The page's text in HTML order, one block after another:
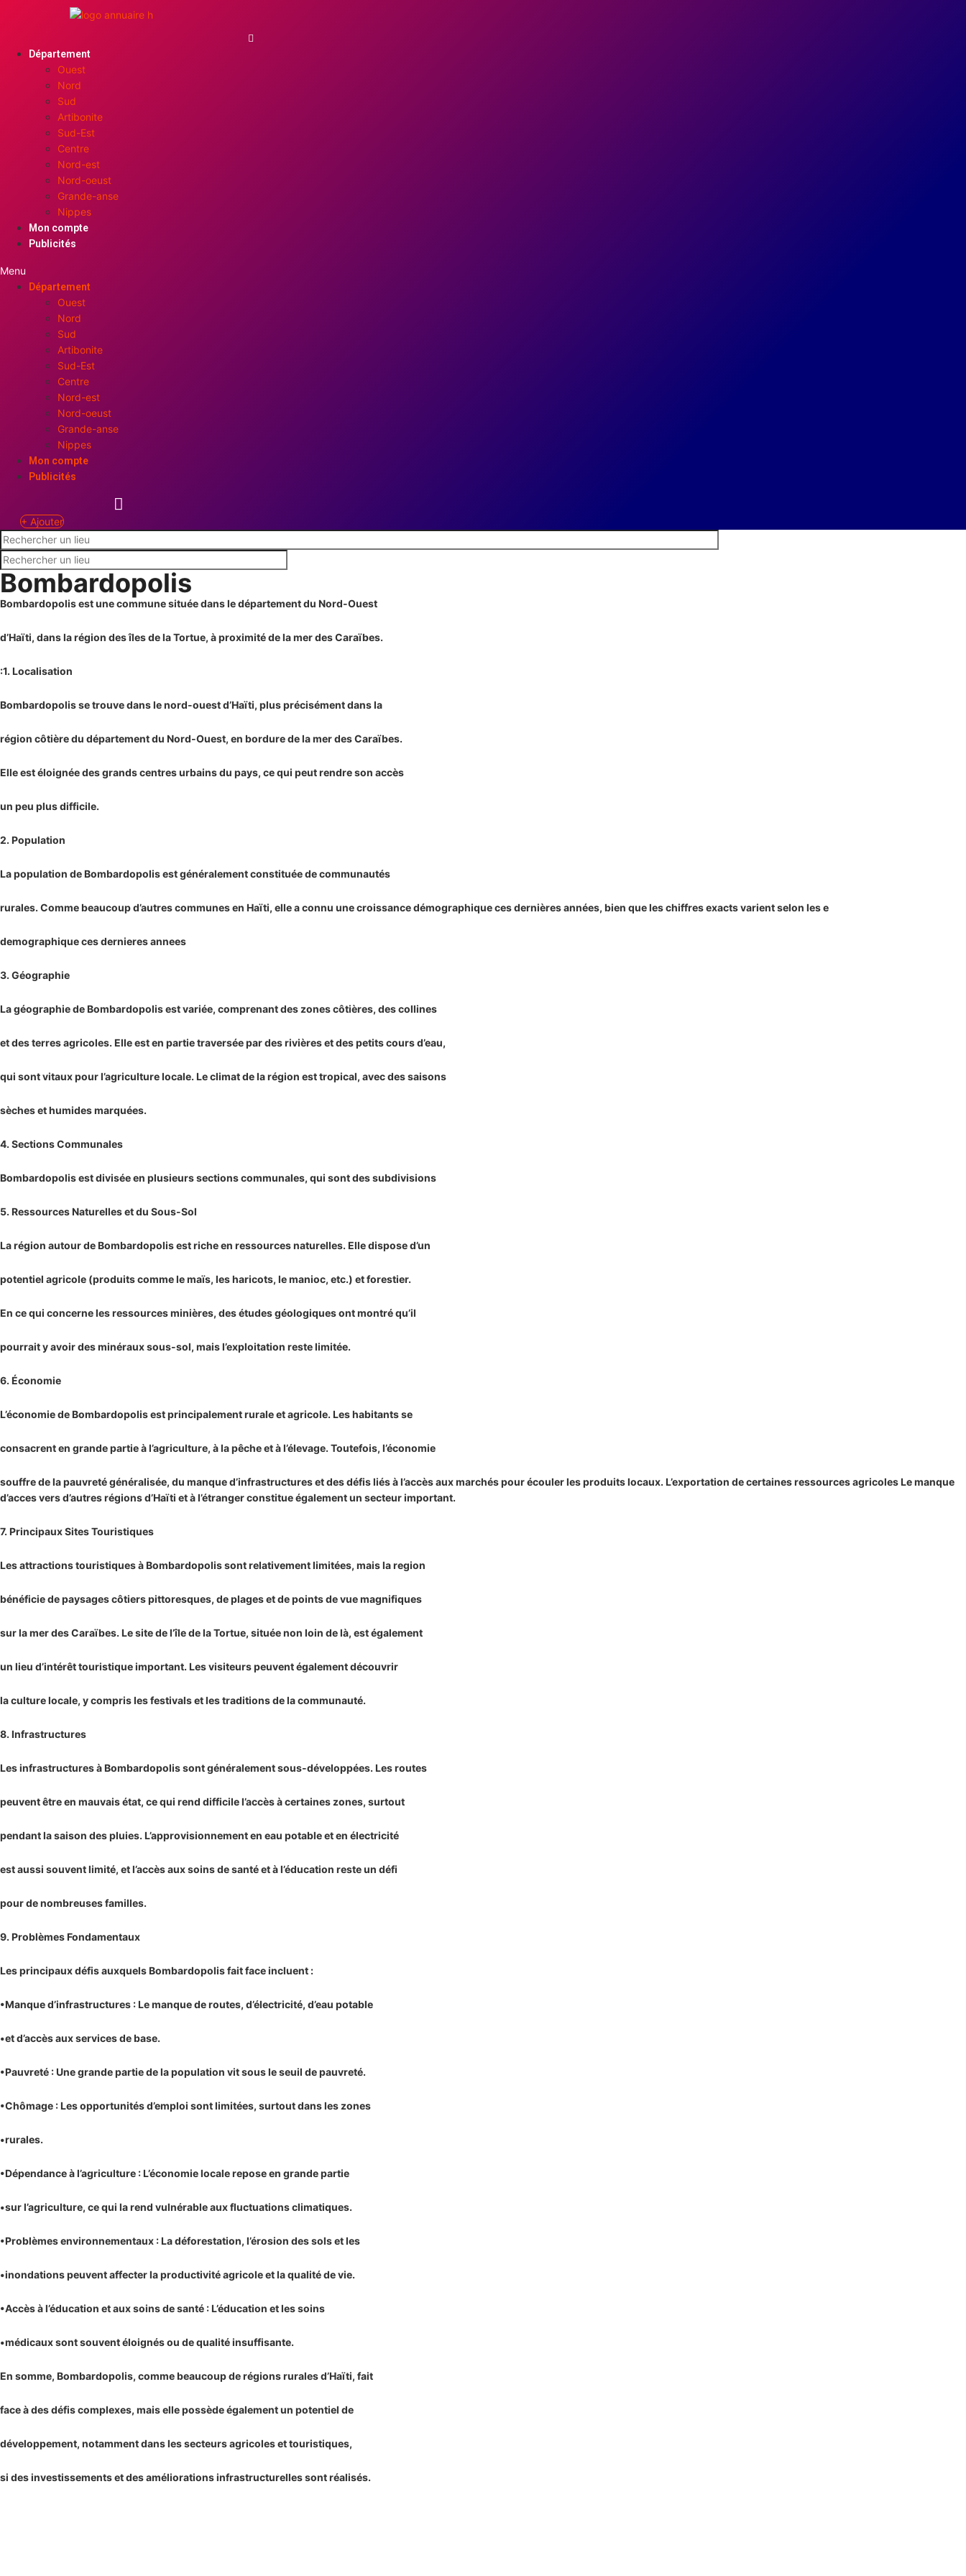
Département
Ouest
Nord
Sud
Artibonite
Sud-Est
Centre
Nord-est
Nord-oeust
Grande-anse
Nippes
Mon compte
Publicités
Menu
Département
Ouest
Nord
Sud
Artibonite
Sud-Est
Centre
Nord-est
Nord-oeust
Grande-anse
Nippes
Mon compte
Publicités
+ Ajouter
Bombardopolis
Bombardopolis est une commune située dans le département du Nord-Ouest
d’Haïti, dans la région des îles de la Tortue, à proximité de la mer des Caraïbes.
:1. Localisation
Bombardopolis se trouve dans le nord-ouest d’Haïti, plus précisément dans la
région côtière du département du Nord-Ouest, en bordure de la mer des Caraïbes.
Elle est éloignée des grands centres urbains du pays, ce qui peut rendre son accès
un peu plus difficile.
2. Population
La population de Bombardopolis est généralement constituée de communautés
rurales. Comme beaucoup d’autres communes en Haïti, elle a connu une croissance démographique ces dernières années, bien que les chiffres exacts varient selon les e
demographique ces dernieres annees
3. Géographie
La géographie de Bombardopolis est variée, comprenant des zones côtières, des collines
et des terres agricoles. Elle est en partie traversée par des rivières et des petits cours d’eau,
qui sont vitaux pour l’agriculture locale. Le climat de la région est tropical, avec des saisons
sèches et humides marquées.
4. Sections Communales
Bombardopolis est divisée en plusieurs sections communales, qui sont des subdivisions
5. Ressources Naturelles et du Sous-Sol
La région autour de Bombardopolis est riche en ressources naturelles. Elle dispose d’un
potentiel agricole (produits comme le maïs, les haricots, le manioc, etc.) et forestier.
En ce qui concerne les ressources minières, des études géologiques ont montré qu’il
pourrait y avoir des minéraux sous-sol, mais l’exploitation reste limitée.
6. Économie
L’économie de Bombardopolis est principalement rurale et agricole. Les habitants se
consacrent en grande partie à l’agriculture, à la pêche et à l’élevage. Toutefois, l’économie
souffre de la pauvreté généralisée, du manque d’infrastructures et des défis liés à l’accès aux marchés pour écouler les produits locaux. L’exportation de certaines ressources agricoles Le manque
d’acces vers d’autres régions d’Haïti et à l’étranger constitue également un secteur important.
7. Principaux Sites Touristiques
Les attractions touristiques à Bombardopolis sont relativement limitées, mais la region
bénéficie de paysages côtiers pittoresques, de plages et de points de vue magnifiques
sur la mer des Caraïbes. Le site de l’île de la Tortue, située non loin de là, est également
un lieu d’intérêt touristique important. Les visiteurs peuvent également découvrir
la culture locale, y compris les festivals et les traditions de la communauté.
8. Infrastructures
Les infrastructures à Bombardopolis sont généralement sous-développées. Les routes
peuvent être en mauvais état, ce qui rend difficile l’accès à certaines zones, surtout
pendant la saison des pluies. L’approvisionnement en eau potable et en électricité
est aussi souvent limité, et l’accès aux soins de santé et à l’éducation reste un défi
pour de nombreuses familles.
9. Problèmes Fondamentaux
Les principaux défis auxquels Bombardopolis fait face incluent :
•Manque d’infrastructures : Le manque de routes, d’électricité, d’eau potable
•et d’accès aux services de base.
•Pauvreté : Une grande partie de la population vit sous le seuil de pauvreté.
•Chômage : Les opportunités d’emploi sont limitées, surtout dans les zones
•rurales.
•Dépendance à l’agriculture : L’économie locale repose en grande partie
•sur l’agriculture, ce qui la rend vulnérable aux fluctuations climatiques.
•Problèmes environnementaux : La déforestation, l’érosion des sols et les
•inondations peuvent affecter la productivité agricole et la qualité de vie.
•Accès à l’éducation et aux soins de santé : L’éducation et les soins
•médicaux sont souvent éloignés ou de qualité insuffisante.
En somme, Bombardopolis, comme beaucoup de régions rurales d’Haïti, fait
face à des défis complexes, mais elle possède également un potentiel de
développement, notamment dans les secteurs agricoles et touristiques,
si des investissements et des améliorations infrastructurelles sont réalisés.